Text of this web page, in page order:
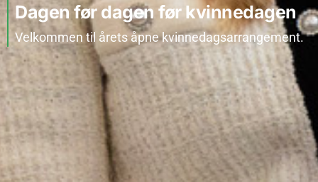
Dagen før dagen før kvinnedagen
Velkommen til årets åpne kvinnedagsarrangement.